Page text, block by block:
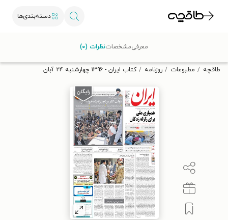
دسته‌بندی‌ها
تخفیف از طاقچه دریافت کن.
طاقچه مطبوعات روزنامه کتاب ایران - ۱۳۹۶ چهارشنبه ۲۴ آبان
معرفیمشخصاتنظرات (۰)